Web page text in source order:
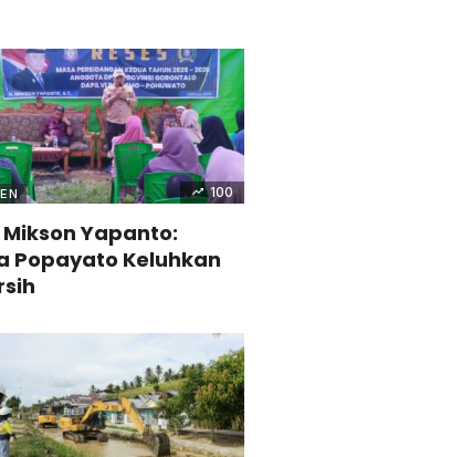
100
Mikson Yapanto:
Popayato Keluhkan